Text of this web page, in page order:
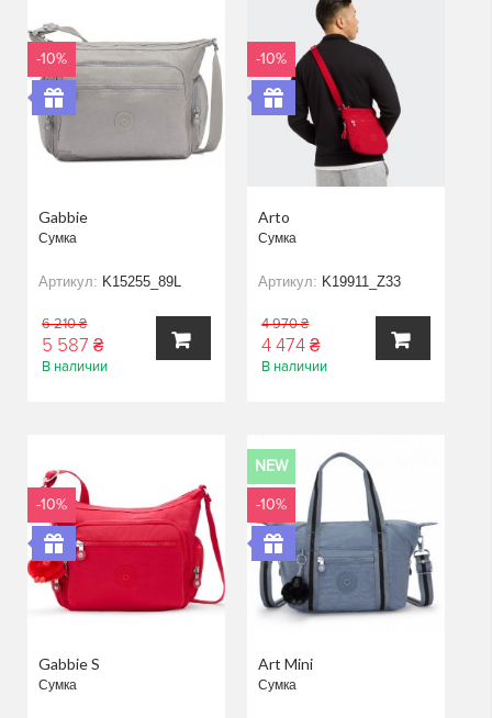
-10%
Gabbie
Сумка
Артикул: K15255_89L
6 210 ₴
5 587 ₴
В наличии
-10%
Arto
Сумка
Артикул: K19911_Z33
4 970 ₴
4 474 ₴
В наличии
-10%
Gabbie S
Сумка
NEW
-10%
Art Mini
Сумка